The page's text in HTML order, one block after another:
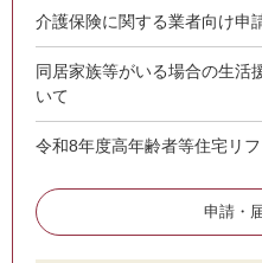
介護保険に関する業者向け申
同居家族等がいる場合の生活
いて
令和8年度高年齢者等住宅リ
申請・